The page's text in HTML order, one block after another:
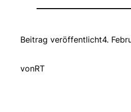
Beitrag veröffentlicht4.
vonRT